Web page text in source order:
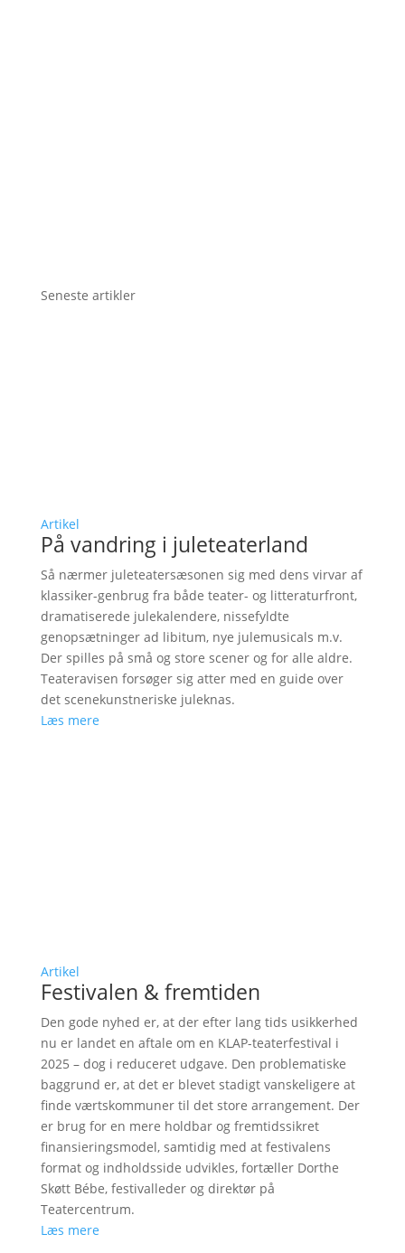
Seneste artikler
Artikel
På vandring i juleteaterland
Så nærmer juleteatersæsonen sig med dens virvar af
klassiker-genbrug fra både teater- og litteraturfront,
dramatiserede julekalendere, nissefyldte
genopsætninger ad libitum, nye julemusicals m.v.
Der spilles på små og store scener og for alle aldre.
Teateravisen forsøger sig atter med en guide over
det scenekunstneriske juleknas.
Læs mere
Artikel
Festivalen & fremtiden
Den gode nyhed er, at der efter lang tids usikkerhed
nu er landet en aftale om en KLAP-teaterfestival i
2025 – dog i reduceret udgave. Den problematiske
baggrund er, at det er blevet stadigt vanskeligere at
finde værtskommuner til det store arrangement. Der
er brug for en mere holdbar og fremtidssikret
finansieringsmodel, samtidig med at festivalens
format og indholdsside udvikles, fortæller Dorthe
Skøtt Bébe, festivalleder og direktør på
Teatercentrum.
Læs mere